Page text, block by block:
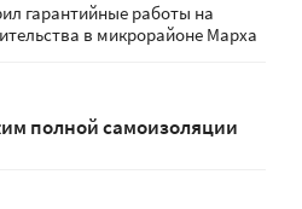
гарантийные работы на
в микрорайоне Марха
полной самоизоляции